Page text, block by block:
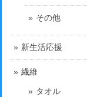
その他
新生活応援
繊維
タオル